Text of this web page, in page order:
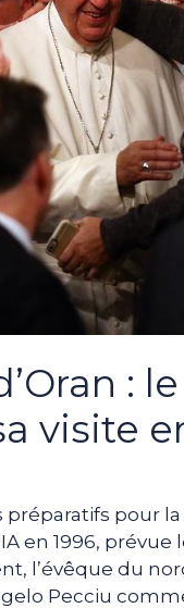
:
visite
préparatifs pour
en 1996,
l’évêque du
Pecciu